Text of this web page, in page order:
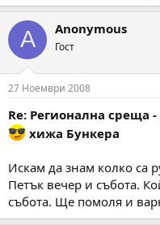
A Anonymous
Гост
27 Ноември 2008
Re: Регионална среща
хижа Бункера
Искам да знам колко са
Петък вечер и събота.
събота. Ще помоля и